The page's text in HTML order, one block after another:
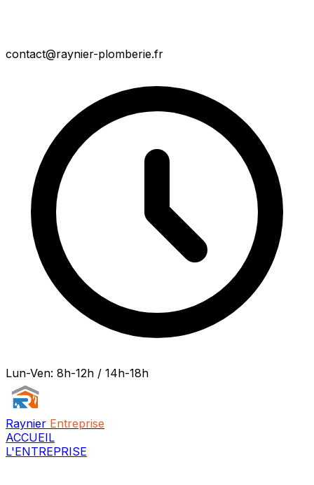
contact@raynier-plomberie.fr
Lun-Ven: 8h-12h / 14h-18h
Raynier Entreprise
ACCUEIL
L'ENTREPRISE